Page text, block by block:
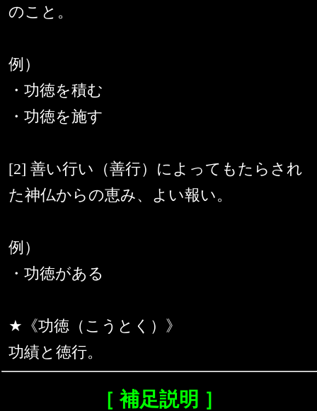
のこと。
例）
・功徳を積む
・功徳を施す
[2] 善い行い（善行）によってもたらされ
た神仏からの恵み、よい報い。
例）
・功徳がある
★《功徳（こうとく）》
功績と徳行。
［ 補足説明 ］